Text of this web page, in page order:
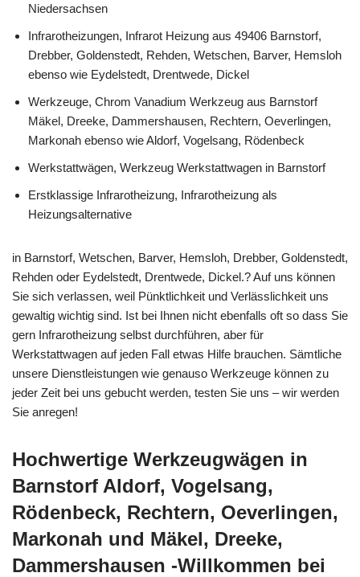
Niedersachsen
Infrarotheizungen, Infrarot Heizung aus 49406 Barnstorf,
Drebber, Goldenstedt, Rehden, Wetschen, Barver, Hemsloh
ebenso wie Eydelstedt, Drentwede, Dickel
Werkzeuge, Chrom Vanadium Werkzeug aus Barnstorf
Mäkel, Dreeke, Dammershausen, Rechtern, Oeverlingen,
Markonah ebenso wie Aldorf, Vogelsang, Rödenbeck
Werkstattwägen, Werkzeug Werkstattwagen in Barnstorf
Erstklassige Infrarotheizung, Infrarotheizung als
Heizungsalternative
in Barnstorf, Wetschen, Barver, Hemsloh, Drebber, Goldenstedt,
Rehden oder Eydelstedt, Drentwede, Dickel.? Auf uns können
Sie sich verlassen, weil Pünktlichkeit und Verlässlichkeit uns
gewaltig wichtig sind. Ist bei Ihnen nicht ebenfalls oft so dass Sie
gern Infrarotheizung selbst durchführen, aber für
Werkstattwagen auf jeden Fall etwas Hilfe brauchen. Sämtliche
unsere Dienstleistungen wie genauso Werkzeuge können zu
jeder Zeit bei uns gebucht werden, testen Sie uns – wir werden
Sie anregen!
Hochwertige Werkzeugwägen in
Barnstorf Aldorf, Vogelsang,
Rödenbeck, Rechtern, Oeverlingen,
Markonah und Mäkel, Dreeke,
Dammershausen -Willkommen bei